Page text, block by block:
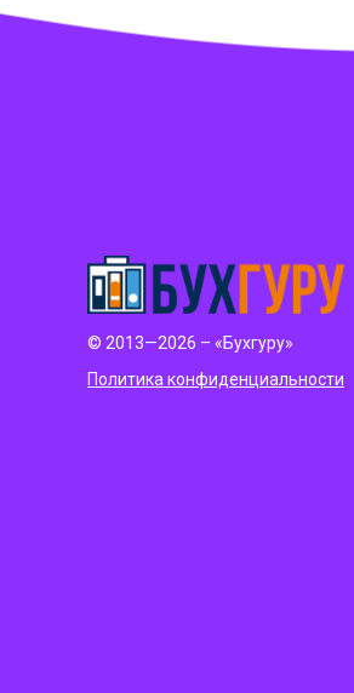
© 2013—2026 – «Бухгуру»
Политика конфиденциальности